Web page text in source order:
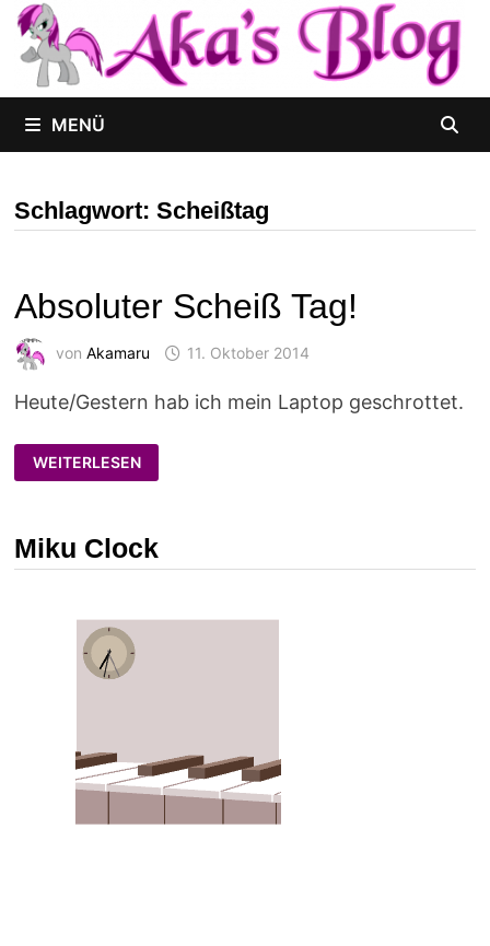
Zum
Inhalt
springen
MENÜ
Schlagwort: Scheißtag
Absoluter Scheiß Tag!
von Akamaru 11. Oktober 2014
Heute/Gestern hab ich mein Laptop geschrottet.
ABSOLUTER
SCHEISS T
AG!
WEITERLESEN
Miku Clock